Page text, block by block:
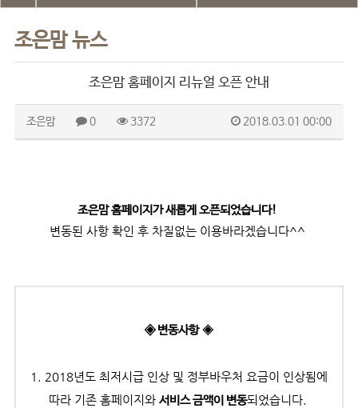
조은맘 뉴스
조은맘 홈페이지 리뉴얼 오픈 안내
조은맘 0 3372 2018.03.01 00:00
조은맘 홈페이지가 새롭게 오픈되었습니다!
변동된 사항 확인 후 차질없는 이용바라겠습니다^^
◈ 변동사항◈
1. 2018년도 최저시급 인상 및 정부바우처 요금이 인상됨에
따라 기존 홈페이지와 서비스 금액이 변동되었습니다.